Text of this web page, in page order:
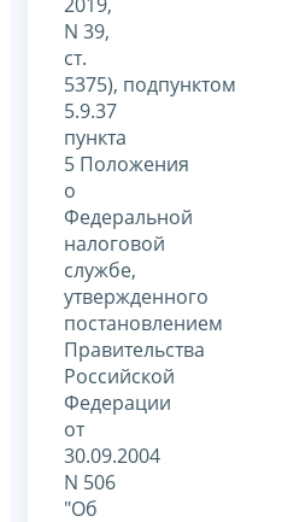
N 39,
ст.
5375), подпунктом
5.9.37
пункта
5 Положения
о
Федеральной
налоговой
службе,
утвержденного
постановлением
Правительства
Российской
Федерации
от
30.09.2004
N 506
"Об